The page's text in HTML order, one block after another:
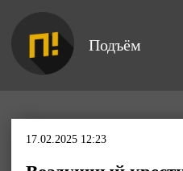
Подъём
17.02.2025 12:23